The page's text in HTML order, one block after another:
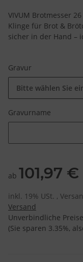
VIVUM Brotmesser
Klinge für Brot &
sicher in der Hand –
Gravur
Bitte wählen Sie
Gravurname
ab 101,97 €
inkl. 19% USt. ,
Versand
Unverbindliche
(Sie sparen 3.35%,